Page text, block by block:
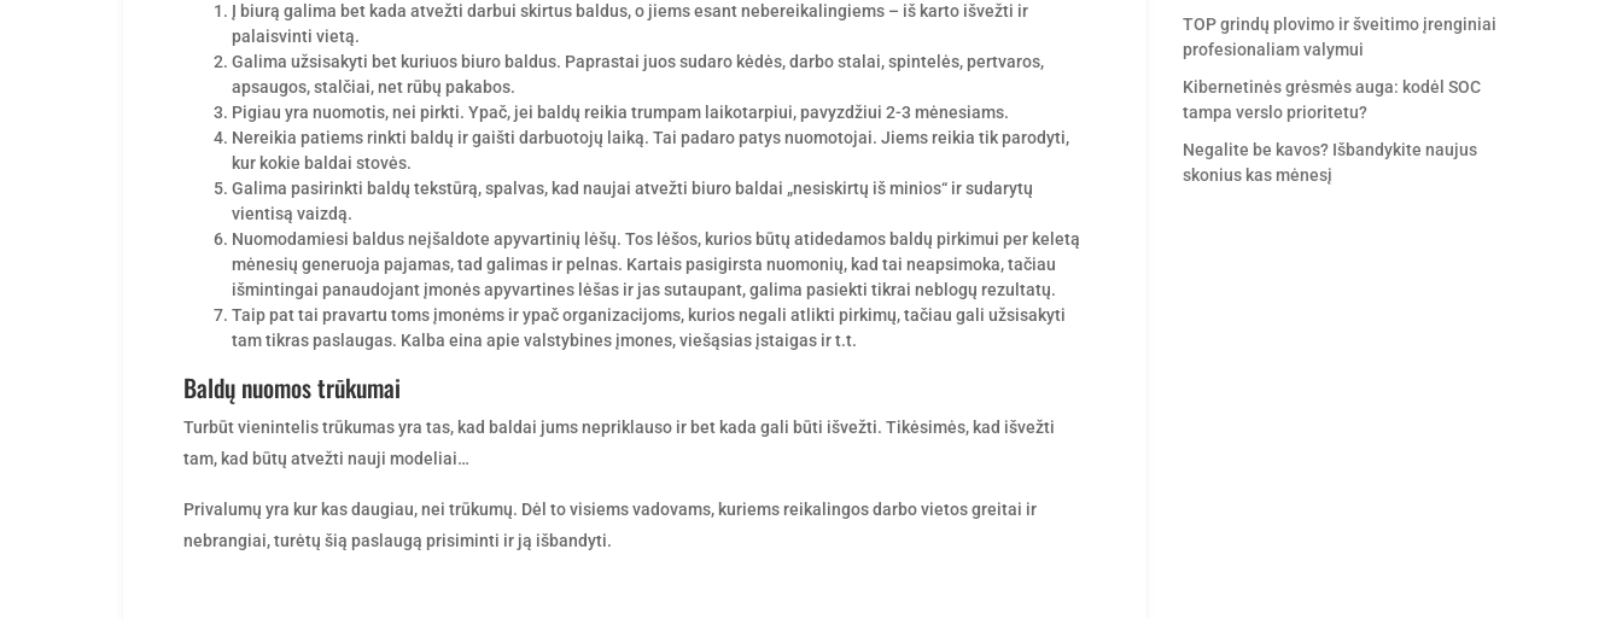
Į biurą galima bet kada atvežti darbui skirtus baldus, o jiems esant nebereikalingiems – iš karto išvežti ir
palaisvinti vietą.
Galima užsisakyti bet kuriuos biuro baldus. Paprastai juos sudaro kėdės, darbo stalai, spintelės, pertvaros,
apsaugos, stalčiai, net rūbų pakabos.
Pigiau yra nuomotis, nei pirkti. Ypač, jei baldų reikia trumpam laikotarpiui, pavyzdžiui 2-3 mėnesiams.
Nereikia patiems rinkti baldų ir gaišti darbuotojų laiką. Tai padaro patys nuomotojai. Jiems reikia tik parodyti,
kur kokie baldai stovės.
Galima pasirinkti baldų tekstūrą, spalvas, kad naujai atvežti biuro baldai „nesiskirtų iš minios“ ir sudarytų
vientisą vaizdą.
Nuomodamiesi baldus neįšaldote apyvartinių lėšų. Tos lėšos, kurios būtų atidedamos baldų pirkimui per keletą
mėnesių generuoja pajamas, tad galimas ir pelnas. Kartais pasigirsta nuomonių, kad tai neapsimoka, tačiau
išmintingai panaudojant įmonės apyvartines lėšas ir jas sutaupant, galima pasiekti tikrai neblogų rezultatų.
Taip pat tai pravartu toms įmonėms ir ypač organizacijoms, kurios negali atlikti pirkimų, tačiau gali užsisakyti
tam tikras paslaugas. Kalba eina apie valstybines įmones, viešąsias įstaigas ir t.t.
Baldų nuomos trūkumai
Turbūt vienintelis trūkumas yra tas, kad baldai jums nepriklauso ir bet kada gali būti išvežti. Tikėsimės, kad išvežti
tam, kad būtų atvežti nauji modeliai…
Privalumų yra kur kas daugiau, nei trūkumų. Dėl to visiems vadovams, kuriems reikalingos darbo vietos greitai ir
nebrangiai, turėtų šią paslaugą prisiminti ir ją išbandyti.
TOP grindų plovimo ir šveitimo įrenginiai
profesionaliam valymui
Kibernetinės grėsmės auga: kodėl SOC
tampa verslo prioritetu?
Negalite be kavos? Išbandykite naujus
skonius kas mėnesį